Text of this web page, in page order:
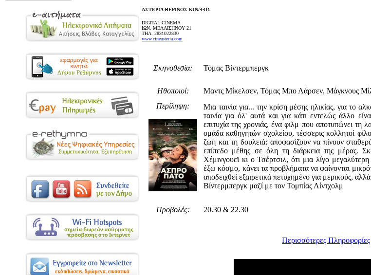
ΑΣΤΕΡΙΑ ΘΕΡΙΝΟΣ ΚΙΝ/ΦΟΣ
DIGITAL CINEMA
ΙΩΝ. ΜΕΛΛΙΣΗΝΟΥ 21
ΤΗΛ. 2831022830
www.cineasteria.com
Σκηνοθεσία: Τόμας Βίντερμπεργκ
Ηθοποιοί:
Μαντς Μίκελσεν, Τόμας Μπο Λάρσεν, Μάγκνους
Περίληψη:
Μια ταινία για... την κρίση μέσης ηλικίας, για το
ταινία για όλ' αυτά και για κάτι εντελώς άλλο
επιτυχία της χρονιάς, ένα φιλμ που αποτυπώνει
ομάδα καθηγητών σχολείου, τέσσερις κολλητοί
ζωή και τη δουλειά: αποφασίζουν να πίνουν
επίπεδο μέθης σε όλη τη διάρκεια της μέρας.
Χέμινγουεϊ κι ο Τσέρτσιλ, ότι μια λίγο
έξω κόσμο, κάνει τα προβλήματα να φαίνονται
αποδειχθεί εξαιρετικά πετυχημένο για μερικούς,
Βίντερμπεργκ μαζί με τον Τομπίας Λίντχολμ
Προβολές: 20.30 & 22.30
Περισσότερες Πληροφορίες